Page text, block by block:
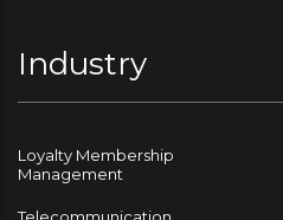
Industry
Loyalty Membership
Management
Telecommunication